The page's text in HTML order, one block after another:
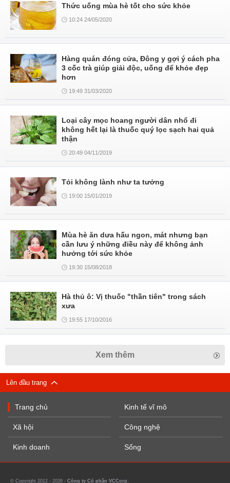
Thức uống mùa hè tốt cho sức khỏe
10:24 24/05/2020
Hàng quán đóng cửa, Đông y gợi ý cách pha
3 cốc trà giúp giải độc, uống để khỏe đẹp
hơn
19:49 31/03/2020
Loại cây mọc hoang người dân nhổ đi
không hết lại là thuốc quý lọc sạch hai quả
thận
20:49 04/11/2019
Tỏi không lành như ta tưởng
19:00 15/01/2019
Mùa hè ăn dưa hấu ngon, mát nhưng bạn
cần lưu ý những điều này để không ảnh
hưởng tới sức khỏe
19:30 15/08/2018
Hà thủ ô: Vị thuốc "thần tiên" trong sách
xưa
19:55 17/10/2016
Xem thêm
Lên đầu trang
Trang chủ
Xã hội
Kinh doanh
Kinh tế vĩ mô
Công nghệ
Sống
© Copyright 2012 - 2026 - Công ty Cổ phần VCCorp.